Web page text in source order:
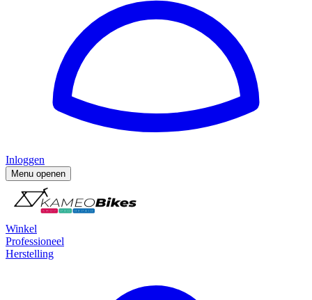
Inloggen
Menu openen
Winkel
Professioneel
Herstelling